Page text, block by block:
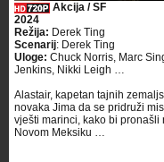
Akcija / SF
2024
Režija: Derek Ting
Scenarij: Derek Ting
Uloge: Chuck Norris, Marc
Jenkins, Nikki Leigh …
Alastair, kapetan tajnih
novaka Jima da se pridruži
vješti marinci, kako bi
Novom Meksiku …